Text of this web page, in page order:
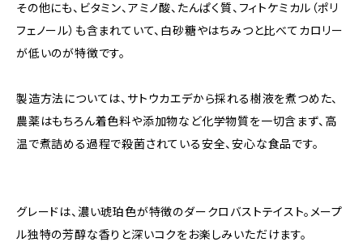
その他にも、ビタミン、アミノ酸、たんぱく質、フィトケミカル（ポリ
フェノール）も含まれていて、白砂糖やはちみつと比べてカロリー
が低いのが特徴です。
製造方法については、サトウカエデから採れる樹液を煮つめた、
農薬はもちろん着色料や添加物など化学物質を一切含まず、高
温で煮詰める過程で殺菌されている安全、安心な食品です。
グレードは、濃い琥珀色が特徴のダークロバストテイスト。メープ
ル独特の芳醇な香りと深いコクをお楽しみいただけます。